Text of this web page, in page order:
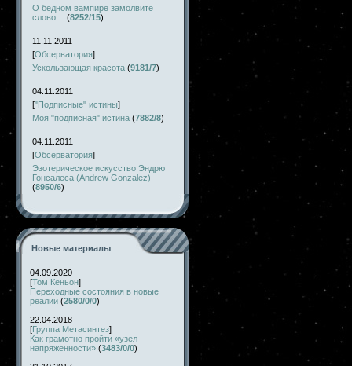
О бедном вампире замолвите
слово…
(8252/15)
11.11.2011
[Обсерватория]
Ускользающая красота (9181/7)
04.11.2011
["Подписные" истины]
Моя "подписная" истина (7882/8)
04.11.2011
[Обсерватория]
Эзотерическое искусство Эндрю
Гонсалеса (Andrew Gonzalez)
(8950/6)
Новые материалы
04.09.2020
[Том Кеньон]
Переходные состояния в новые
реалии (2580/0/0)
22.04.2018
[Группа Метасинтез]
Как грамотно пройти «узел
напряженности» (3483/0/0)